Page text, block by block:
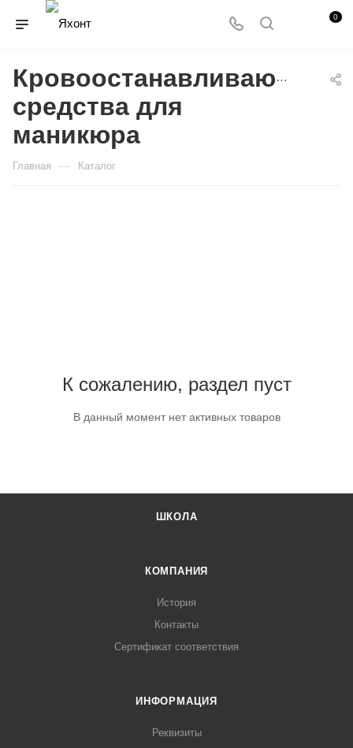
0
Кровоостанавливающие
средства для
маникюра
Главная — Каталог
К сожалению, раздел пуст
В данный момент нет активных товаров
ШКОЛА
КОМПАНИЯ
История
Контакты
Сертификат соответствия
ИНФОРМАЦИЯ
Реквизиты